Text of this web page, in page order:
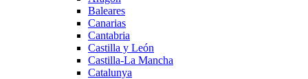
Baleares
Canarias
Cantabria
Castilla y León
Castilla-La Mancha
Catalunya